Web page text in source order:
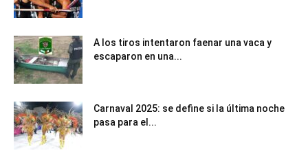
A los tiros intentaron faenar una vaca y
escaparon en una...
Carnaval 2025: se define si la última noche
pasa para el...